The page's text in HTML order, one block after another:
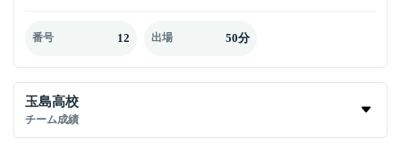
番号 12 出場 50分
玉島高校
チーム成績